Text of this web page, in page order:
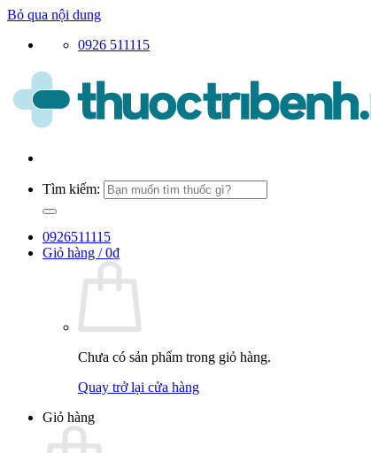
Bỏ qua nội dung
0926 511115
Tìm kiếm:
0926511115
Giỏ hàng /0₫
Chưa có sản phẩm trong giỏ hàng.
Quay trở lại cửa hàng
Giỏ hàng